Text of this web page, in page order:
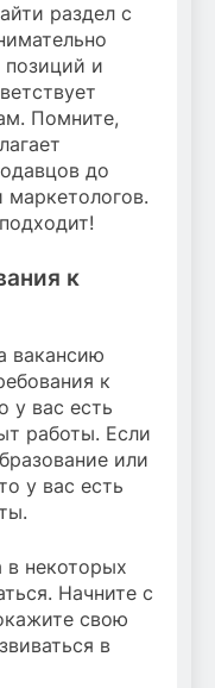
раздел с
позиций и
Помните,
до
к
вакансию
к
у вас есть
работы. Если
или
у вас есть
в некоторых
Начните с
свою
в